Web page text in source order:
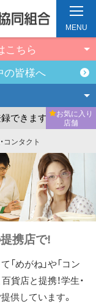
こちら
の皆様へ
きます。 まだ
お気に入り
店舗
MENU
コンタクト
携店で!
めがね」や「コン
貨店と提携！学生・
供しています。